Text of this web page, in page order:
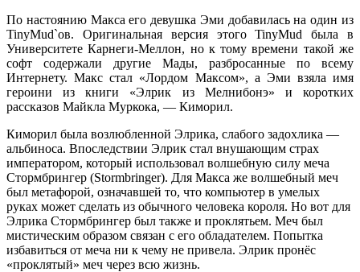
По настоянию Макса его девушка Эми добавилась на один из
TinyMud`ов. Оригинальная версия этого TinyMud была в
Университете Карнеги-Меллон, но к тому времени такой же
софт содержали другие Мады, разбросанные по всему
Интернету. Макс стал «Лордом Максом», а Эми взяла имя
героини из книги «Элрик из Мелнибонэ» и коротких
рассказов Майкла Муркока, — Киморил.
Киморил была возлюбленной Элрика, слабого задохлика —
альбиноса. Впоследствии Элрик стал внушающим страх
императором, который использовал волшебную силу меча
Стормбрингер (Stormbringer). Для Макса же волшебный меч
был метафорой, означавшей то, что компьютер в умелых
руках может сделать из обычного человека короля. Но вот для
Элрика Стормбрингер был также и проклятьем. Меч был
мистическим образом связан с его обладателем. Попытка
избавиться от меча ни к чему не привела. Элрик пронёс
«проклятый» меч через всю жизнь.